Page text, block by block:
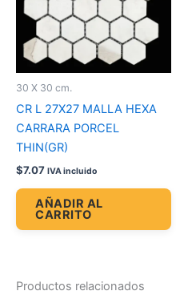
30 X 30 cm.
CR L 27X27 MALLA HEXA
CARRARA PORCEL
THIN(GR)
$7.07 IVA incluido
AÑADIR AL
CARRITO
Productos relacionados